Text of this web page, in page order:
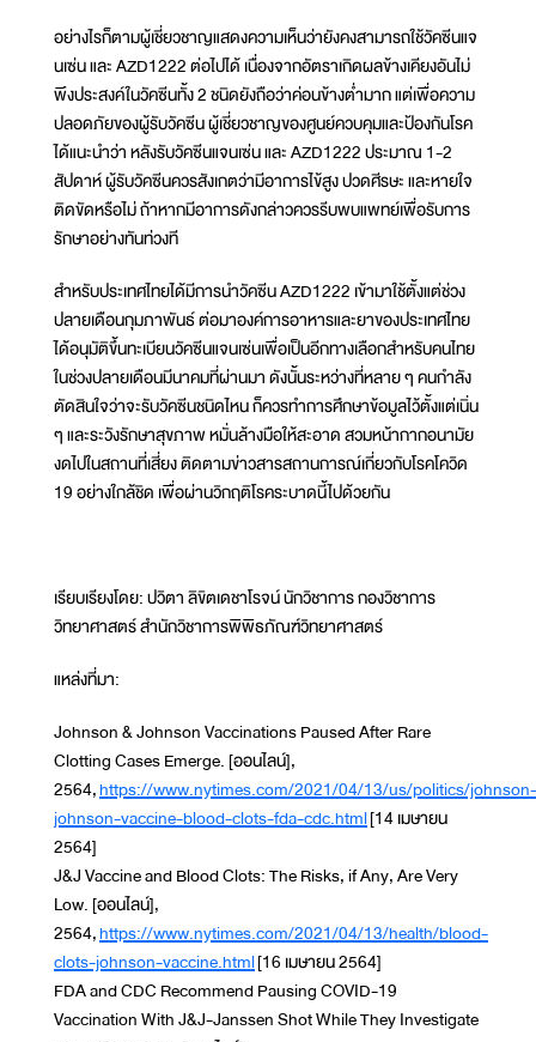
อย่างไรก็ตามผู้เชี่ยวชาญแสดงความเห็นว่ายังคงสามารถใช้วัคซีนแจ
นเซ่น และ AZD1222 ต่อไปได้ เนื่องจากอัตราเกิดผลข้างเคียงอันไม่
พึงประสงค์ในวัคซีนทั้ง 2 ชนิดยังถือว่าค่อนข้างต่ำมาก แต่เพื่อความ
ปลอดภัยของผู้รับวัคซีน ผู้เชี่ยวชาญของศูนย์ควบคุมและป้องกันโรค
ได้แนะนำว่า หลังรับวัคซีนแจนเซ่น และ AZD1222 ประมาณ 1-2
สัปดาห์ ผู้รับวัคซีนควรสังเกตว่ามีอาการไข้สูง ปวดศีรษะ และหายใจ
ติดขัดหรือไม่ ถ้าหากมีอาการดังกล่าวควรรีบพบแพทย์เพื่อรับการ
รักษาอย่างทันท่วงที
สำหรับประเทศไทยได้มีการนำวัคซีน AZD1222 เข้ามาใช้ตั้งแต่ช่วง
ปลายเดือนกุมภาพันธ์ ต่อมาองค์การอาหารและยาของประเทศไทย
ได้อนุมัติขึ้นทะเบียนวัคซีนแจนเซ่นเพื่อเป็นอีกทางเลือกสำหรับคนไทย
ในช่วงปลายเดือนมีนาคมที่ผ่านมา ดังนั้นระหว่างที่หลาย ๆ คนกำลัง
ตัดสินใจว่าจะรับวัคซีนชนิดไหน ก็ควรทำการศึกษาข้อมูลไว้ตั้งแต่เนิ่น
ๆ และระวังรักษาสุขภาพ หมั่นล้างมือให้สะอาด สวมหน้ากากอนามัย
งดไปในสถานที่เสี่ยง ติดตามข่าวสารสถานการณ์เกี่ยวกับโรคโควิด
19 อย่างใกล้ชิด เพื่อผ่านวิกฤติโรคระบาดนี้ไปด้วยกัน
เรียบเรียงโดย: ปวิตา ลิขิตเดชาโรจน์ นักวิชาการ กองวิชาการ
วิทยาศาสตร์ สำนักวิชาการพิพิธภัณฑ์วิทยาศาสตร์
แหล่งที่มา:
Johnson & Johnson Vaccinations Paused After Rare
Clotting Cases Emerge. [ออนไลน์],
2564,https://www.nytimes.com/2021/04/13/us/politics/johnson-
johnson-vaccine-blood-clots-fda-cdc.html[14 เมษายน
2564]
J&J Vaccine and Blood Clots: The Risks, if Any, Are Very
Low. [ออนไลน์],
2564,https://www.nytimes.com/2021/04/13/health/blood-
clots-johnson-vaccine.html[16 เมษายน 2564]
FDA and CDC Recommend Pausing COVID-19
Vaccination With J&J-Janssen Shot While They Investigate